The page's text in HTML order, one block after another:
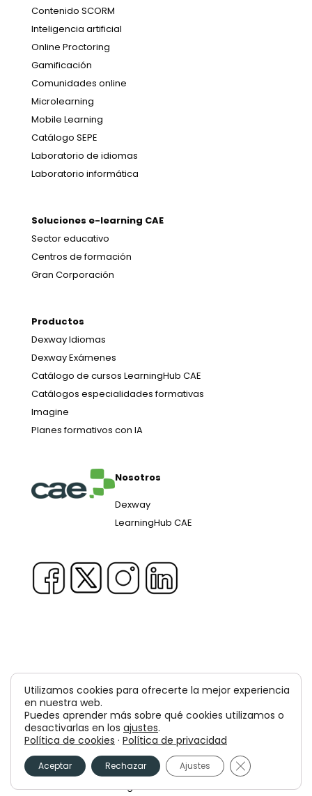
Contenido SCORM
Inteligencia artificial
Online Proctoring
Gamificación
Comunidades online
Microlearning
Mobile Learning
Catálogo SEPE
Laboratorio de idiomas
Laboratorio informática
Soluciones e-learning CAE
Sector educativo
Centros de formación
Gran Corporación
Productos
Dexway Idiomas
Dexway Exámenes
Catálogo de cursos LearningHub CAE
Catálogos especialidades formativas
Imagine
Planes formativos con IA
Nosotros
Dexway
LearningHub CAE
Computer Aided USA Corp. & Computer Aided
Elearning, SA
Aviso legal
Política de privacidad
Política de cookies
Política de seguridad de la información
Utilizamos cookies para ofrecerte la mejor experiencia
en nuestra web.
Puedes aprender más sobre qué cookies utilizamos o
desactivarlas en los ajustes.
Política de cookies · Política de privacidad
Aceptar Rechazar Ajustes Cerrar el